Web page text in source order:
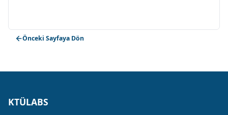
Önceki Sayfaya Dön
KTÜLABS